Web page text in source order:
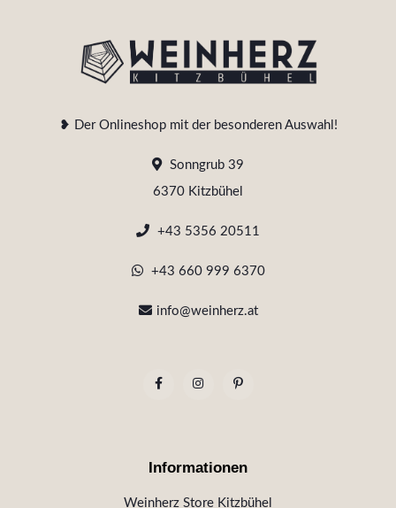
❥ Der Onlineshop mit der besonderen Auswahl!
Sonngrub 39
6370 Kitzbühel
+43 5356 20511
+43 660 999 6370
info@weinherz.at
Informationen
Weinherz Store Kitzbühel